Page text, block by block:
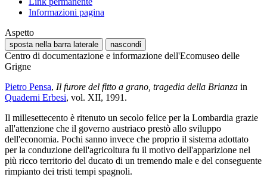
Informazioni pagina
Aspetto
sposta nella barra laterale nascondi
Centro di documentazione e informazione dell'Ecomuseo delle
Grigne
Pietro Pensa, Il furore del fitto a grano, tragedia della Brianza in
Quaderni Erbesi, vol. XII, 1991.
Il millesettecento è ritenuto un secolo felice per la Lombardia grazie
all'attenzione che il governo austriaco prestò allo sviluppo
dell'economia. Pochi sanno invece che proprio il sistema adottato
per la conduzione dell'agricoltura fu il motivo dell'apparizione nel
più ricco territorio del ducato di un tremendo male e del conseguente
rimpianto dei tristi tempi spagnoli.